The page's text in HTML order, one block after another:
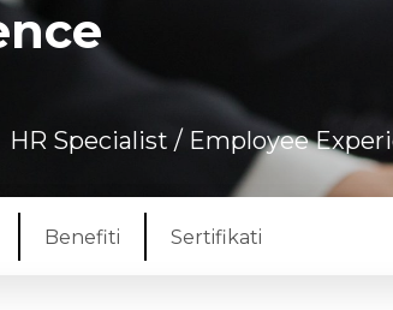
HR Specialist / Employee
Benefiti Sertifikati